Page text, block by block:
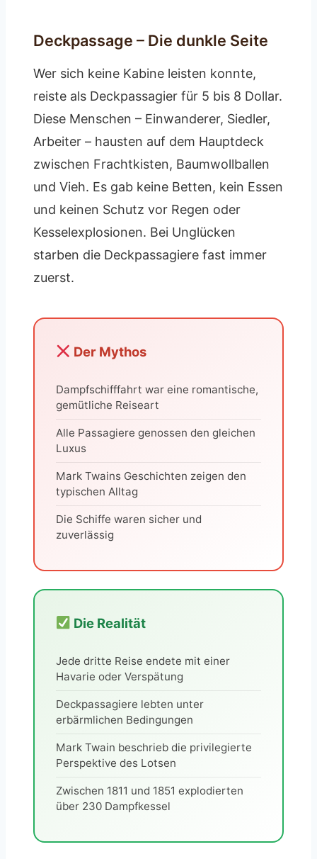
Deckpassage – Die dunkle Seite
Wer sich keine Kabine leisten konnte,
reiste als Deckpassagier für 5 bis 8 Dollar.
Diese Menschen – Einwanderer, Siedler,
Arbeiter – hausten auf dem Hauptdeck
zwischen Frachtkisten, Baumwollballen
und Vieh. Es gab keine Betten, kein Essen
und keinen Schutz vor Regen oder
Kesselexplosionen. Bei Unglücken
starben die Deckpassagiere fast immer
zuerst.
Der Mythos
Dampfschifffahrt war eine romantische,
gemütliche Reiseart
Alle Passagiere genossen den gleichen
Luxus
Mark Twains Geschichten zeigen den
typischen Alltag
Die Schiffe waren sicher und
zuverlässig
Die Realität
Jede dritte Reise endete mit einer
Havarie oder Verspätung
Deckpassagiere lebten unter
erbärmlichen Bedingungen
Mark Twain beschrieb die privilegierte
Perspektive des Lotsen
Zwischen 1811 und 1851 explodierten
über 230 Dampfkessel